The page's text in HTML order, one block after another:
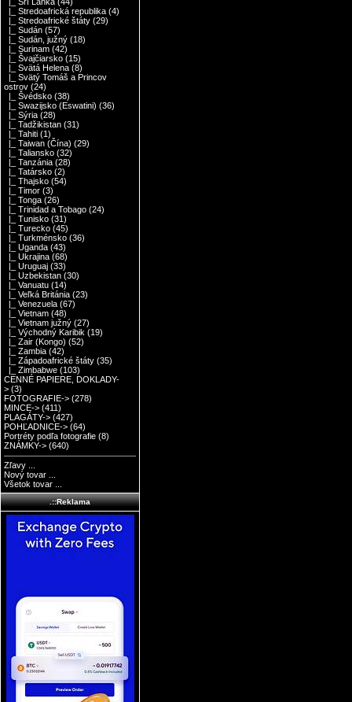
|_ Stredoafrická republika (4)
|_ Stredoafrické štáty (29)
|_ Sudán (57)
|_ Sudán, južný (18)
|_ Surinam (42)
|_ Švajčiarsko (15)
|_ Svätá Helena (8)
|_ Svätý Tomáš a Princov
ostrov (24)
|_ Švédsko (38)
|_ Swazijsko (Eswatini) (36)
|_ Sýria (28)
|_ Tadžikistan (31)
|_ Tahiti (1)
|_ Taiwan (Čína) (29)
|_ Taliansko (32)
|_ Tanzánia (28)
|_ Tatársko (2)
|_ Thajsko (54)
|_ Timor (3)
|_ Tonga (26)
|_ Trinidad a Tobago (24)
|_ Tunisko (31)
|_ Turecko (45)
|_ Turkménsko (36)
|_ Uganda (43)
|_ Ukrajina (68)
|_ Uruguaj (33)
|_ Uzbekistan (30)
|_ Vanuatu (14)
|_ Veľká Británia (23)
|_ Venezuela (67)
|_ Vietnam (48)
|_ Vietnam južný (27)
|_ Východný Karibik (19)
|_ Zair (Kongo) (52)
|_ Zambia (42)
|_ Západoafrické štáty (35)
|_ Zimbabwe (103)
CENNÉ PAPIERE, DOKLADY-
> (3)
FOTOGRAFIE-> (278)
MINCE-> (411)
PLAGÁTY-> (427)
POHĽADNICE-> (64)
Portréty podľa fotografie (8)
ZNÁMKY-> (640)
Zľavy ...
Nový tovar ...
Všetok tovar ...
.::Reklama